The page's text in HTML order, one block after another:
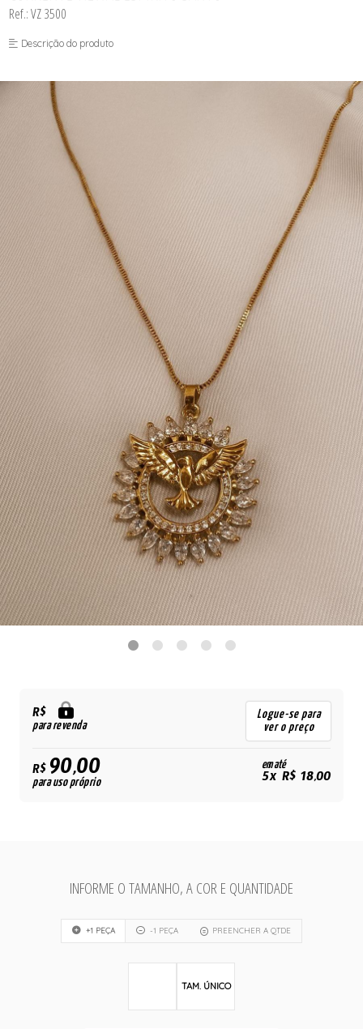
Ref.: VZ 3500
Descrição do produto
R$
para revenda
Logue-se para
ver o preço
R$90,00
para uso próprio
em até
5x R$ 18,00
INFORME O TAMANHO, A COR E QUANTIDADE
+1 PEÇA -1 PEÇA PREENCHER A QTDE
TAM. ÚNICO